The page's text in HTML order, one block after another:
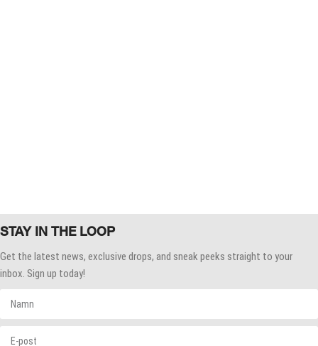
STAY IN THE LOOP
Get the latest news, exclusive drops, and sneak peeks straight to your
inbox. Sign up today!